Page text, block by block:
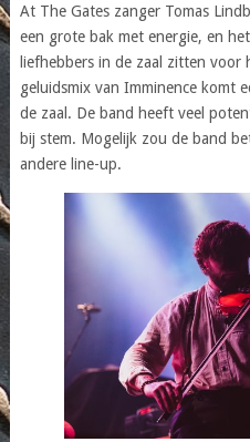
At The Gates zanger Tomas
een grote bak met energie, en
liefhebbers in de zaal zitten voor
geluidsmix van Imminence komt
de zaal. De band heeft veel
bij stem. Mogelijk zou de band
andere line-up.